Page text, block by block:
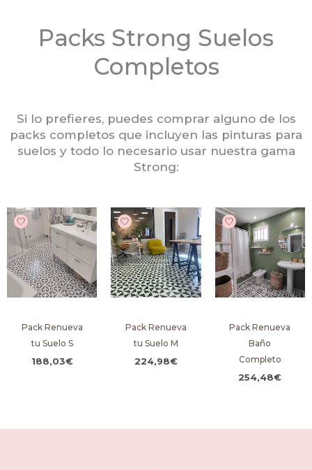
Packs Strong Suelos
Completos
Si lo prefieres, puedes comprar alguno de los
packs completos que incluyen las pinturas para
suelos y todo lo necesario usar nuestra gama
Strong:
Pack Renueva
tu Suelo S
188,03€
Pack Renueva
tu Suelo M
224,98€
Pack Renueva
Baño
Completo
254,48€